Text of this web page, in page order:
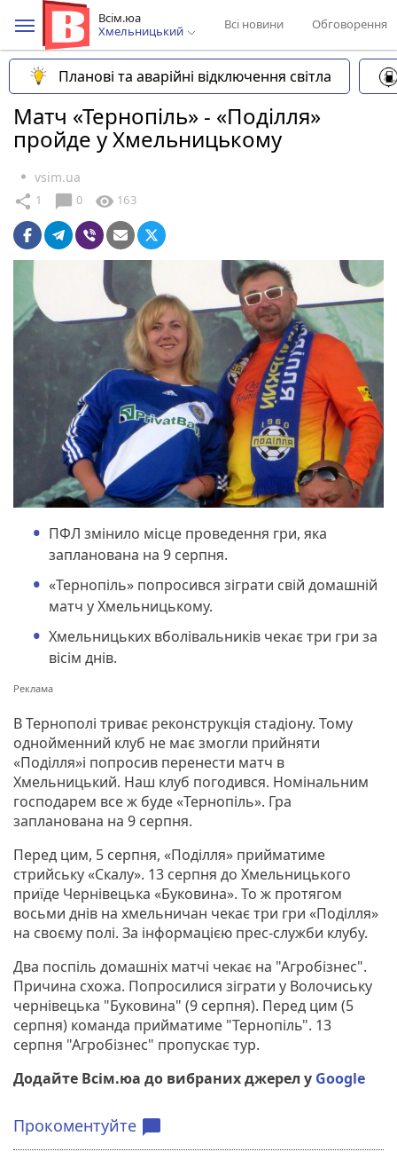
Всім.юа
Хмельницький
Всі новини Обговорення
Планові та аварійні відключення світла
Матч «Тернопіль» - «Поділля»
пройде у Хмельницькому
vsim.ua
share 1 chat_bubble 0 visibility 163
ПФЛ змінило місце проведення гри, яка
запланована на 9 серпня.
«Тернопіль» попросився зіграти свій домашній
матч у Хмельницькому.
Хмельницьких вболівальників чекає три гри за
вісім днів.
В Тернополі триває реконструкція стадіону. Тому
однойменний клуб не має змогли прийняти
«Поділля»і попросив перенести матч в
Хмельницький. Наш клуб погодився. Номінальним
господарем все ж буде «Тернопіль». Гра
запланована на 9 серпня.
Перед цим, 5 серпня, «Поділля» прийматиме
стрийську «Скалу». 13 серпня до Хмельницького
приїде Чернівецька «Буковина». То ж протягом
восьми днів на хмельничан чекає три гри «Поділля»
на своєму полі. За інформацією прес-служби клубу.
Два поспіль домашніх матчі чекає на "Агробізнес".
Причина схожа. Попросилися зіграти у Волочиську
чернівецька "Буковина" (9 серпня). Перед цим (5
серпня) команда прийматиме "Тернопіль". 13
серпня "Агробізнес" пропускає тур.
Додайте Всім.юа до вибраних джерел у Google
Прокоментуйте chat_bubble